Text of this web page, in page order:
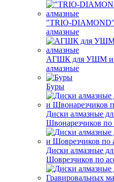
"TRIO-
алмазные
АГШК для УШМ и
алмазные
Буры
Диски алмазные
Швонарезчиков по
Диски алмазные
Шоврезчиков по